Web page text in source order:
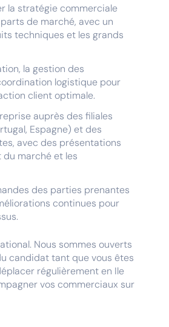
la stratégie commerciale
de marché, avec un
techniques et les grands
la gestion des
logistique pour
client optimale.
auprès des filiales
Espagne) et des
avec des présentations
du marché et les
des parties prenantes
continues pour
Nous sommes ouverts
candidat tant que vous êtes
régulièrement en Ile
vos commerciaux sur